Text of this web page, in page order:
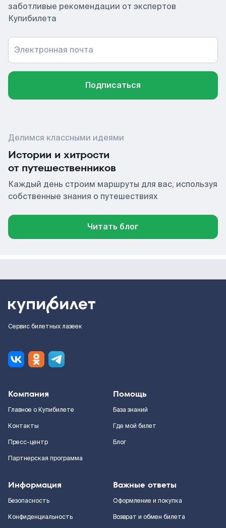
заботливые рекомендации от экспертов
Купибилета
Электронная почта
Подписаться
Делимся классными идеями
Истории и хитрости
от путешественников
Каждый день строим маршруты для вас, используя
собственные знания о путешествиях
Читать блог
Сервис билетных лазеек
Компания
Главное о Купибилете
Контакты
Пресс-центр
Партнерская программа
Помощь
База знаний
Где мой билет
Блог
Информация
Безопасность
Конфиденциальность
Важные ответы
Оформление и покупка
Возврат и обмен билета